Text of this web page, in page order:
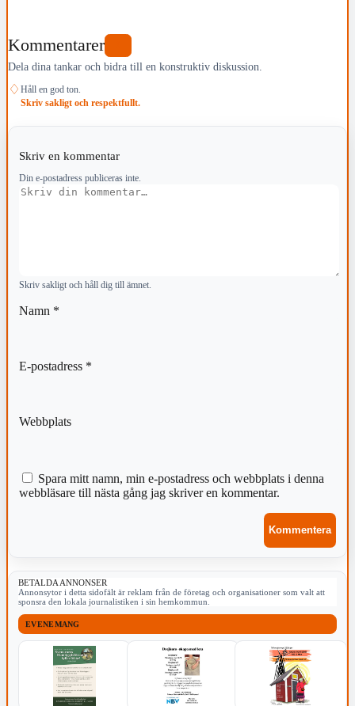
Kommentarer
Dela dina tankar och bidra till en konstruktiv diskussion.
♢ Håll en god ton.
Skriv sakligt och respektfullt.
Skriv en kommentar
Din e-postadress publiceras inte.
Kommentar
Skriv sakligt och håll dig till ämnet.
Namn *
E-postadress *
Webbplats
Spara mitt namn, min e-postadress och webbplats i denna
webbläsare till nästa gång jag skriver en kommentar.
BETALDA ANNONSER
Annonsytor i detta sidofält är reklam från de företag och organisationer som valt att
sponsra den lokala journalistiken i sin hemkommun.
EVENEMANG